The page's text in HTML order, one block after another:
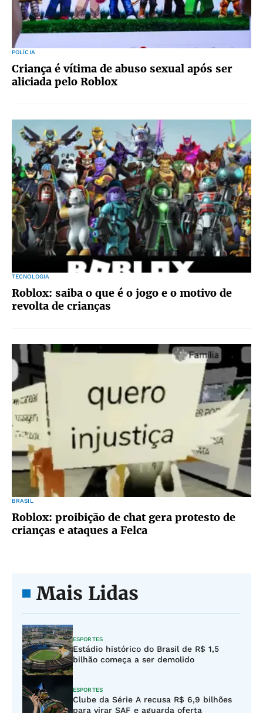
POLÍCIA
Criança é vítima de abuso sexual após ser
aliciada pelo Roblox
TECNOLOGIA
Roblox: saiba o que é o jogo e o motivo de
revolta de crianças
BRASIL
Roblox: proibição de chat gera protesto de
crianças e ataques a Felca
Mais Lidas
ESPORTES
Estádio histórico do Brasil de R$ 1,5
bilhão começa a ser demolido
ESPORTES
Clube da Série A recusa R$ 6,9 bilhões
para virar SAF e aguarda oferta